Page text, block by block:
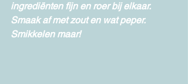
ingrediënten fijn en roer bij elkaar.
Smaak af met zout en wat peper.
Smikkelen maar!